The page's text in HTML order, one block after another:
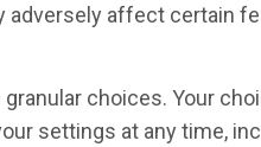
adversely affect certain
choices. Your
settings at any time,